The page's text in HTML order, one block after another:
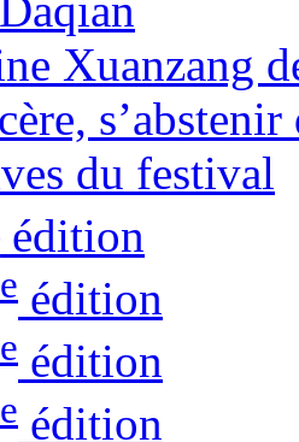
Xuanzang
du festival
édition
édition
édition
édition